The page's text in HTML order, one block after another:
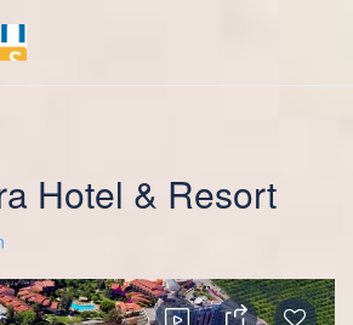
Hotel & Resort